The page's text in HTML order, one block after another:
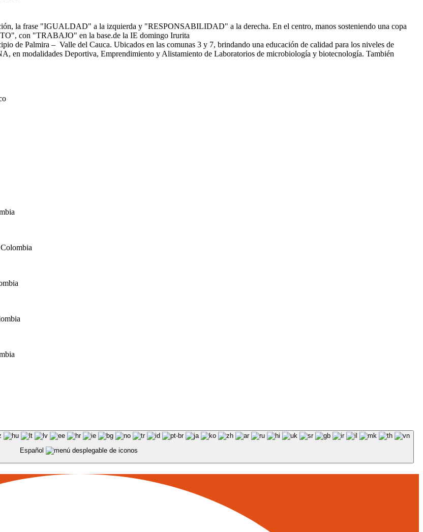
de Palmira – Valle del Cauca. Ubicados en las comunas 3 y 7, brindando una educación de calidad para los niveles de
en modalidades Deportiva, Emprendimiento y Alistamiento de Laboratorios de microbiología y biotecnología. También
Español